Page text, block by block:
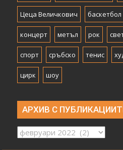
Цеца Величкович баскетбол
концерт метъл рок
спорт сръбско тенис
цирк шоу
АРХИВ С
Архив